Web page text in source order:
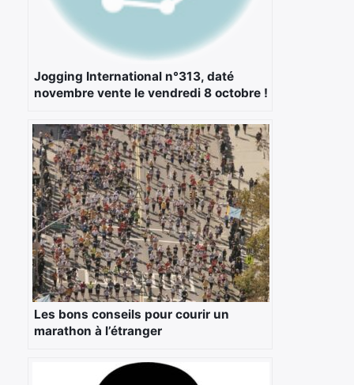
Jogging International n°313, daté
novembre vente le vendredi 8 octobre !
Les bons conseils pour courir un
marathon à l’étranger